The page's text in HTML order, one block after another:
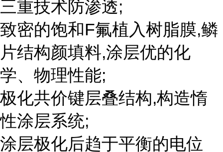
三重技术防渗透;
致密的饱和F氟植入树脂膜,鳞
片结构颜填料,涂层优的化
学、物理性能;
极化共价键层叠结构,构造惰
性涂层系统;
涂层极化后趋于平衡的电位